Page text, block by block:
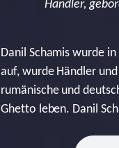
Händler,
Danil Schamis wurde
auf, wurde Händler
rumänische und
Ghetto leben. Danil